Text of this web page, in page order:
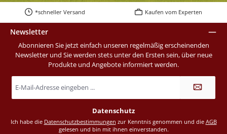
*schneller Versand Kaufen vom Experten
Newsletter
Abonnieren Sie jetzt einfach unseren regelmäßig erscheinenden
Newsletter und Sie werden stets unter den Ersten sein, über neue
Produkte und Angebote informiert werden.
Mail-
Datenschutz
Ich habe die Datenschutzbestimmungen zur Kenntnis genommen und die AGB
gelesen und bin mit ihnen einverstanden.